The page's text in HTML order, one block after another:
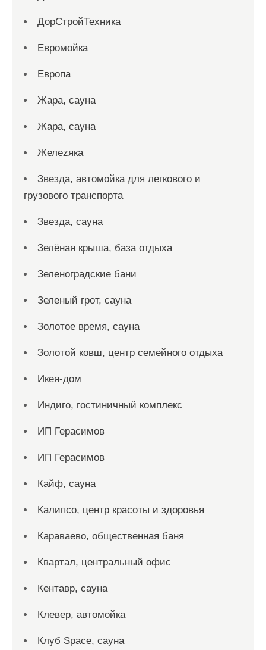
ДорСтройТехника
Евромойка
Европа
Жара, сауна
Жара, сауна
Желеzяка
Звезда, автомойка для легкового и
грузового транспорта
Звезда, сауна
Зелёная крыша, база отдыха
Зеленоградские бани
Зеленый грот, сауна
Золотое время, сауна
Золотой ковш, центр семейного отдыха
Икея-дом
Индиго, гостиничный комплекс
ИП Герасимов
ИП Герасимов
Кайф, сауна
Калипсо, центр красоты и здоровья
Караваево, общественная баня
Квартал, центральный офис
Кентавр, сауна
Клевер, автомойка
Клуб Space, сауна